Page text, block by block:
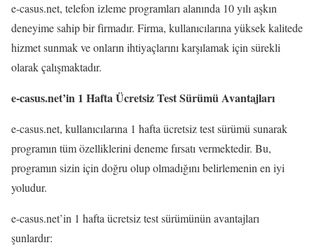
e-casus.net, telefon izleme programları alanında 10 yılı aşkın
deneyime sahip bir firmadır. Firma, kullanıcılarına yüksek kalitede
hizmet sunmak ve onların ihtiyaçlarını karşılamak için sürekli
olarak çalışmaktadır.
e-casus.net’in 1 Hafta Ücretsiz Test Sürümü Avantajları
e-casus.net, kullanıcılarına 1 hafta ücretsiz test sürümü sunarak
programın tüm özelliklerini deneme fırsatı vermektedir. Bu,
programın sizin için doğru olup olmadığını belirlemenin en iyi
yoludur.
e-casus.net’in 1 hafta ücretsiz test sürümünün avantajları
şunlardır: